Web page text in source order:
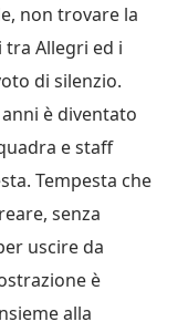
non trovare la
tra Allegri ed i
di silenzio.
è diventato
e staff
Tempesta che
senza
uscire da
è
alla